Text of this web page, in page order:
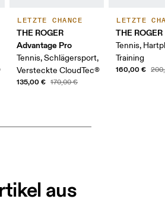
LETZTE CHANCE
THE ROGER
Advantage Pro
Tennis, Schlägersport,
Versteckte CloudTec®
135,00 € 170,00 €
LETZTE
THE
Tennis,
Training
160,00 €
aus